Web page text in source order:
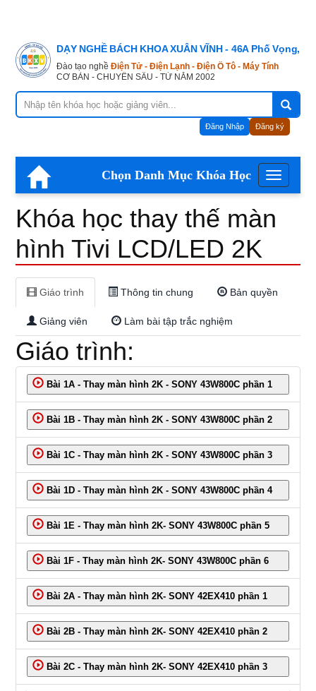
học
thay
thế
màn
hình
Tivi
LCD/LED
2K
DẠY NGHỀ BÁCH KHOA XUÂN VĨNH - 46A Phố Vọng,
Đào tạo nghề Điện Tử - Điện Lạnh - Điện Ô Tô - Máy Tính
CƠ BẢN - CHUYÊN SÂU - TỪ NĂM 2002
Đăng Nhập Đăng ký
Menu
Chọn Danh Mục Khóa Học
Khóa học thay thế màn
hình Tivi LCD/LED 2K
Giáo trình Thông tin chung Bản quyền
Giảng viên Làm bài tập trắc nghiệm
Giáo trình:
Bài 1A - Thay màn hình 2K - SONY 43W800C phần 1
Bài 1B - Thay màn hình 2K - SONY 43W800C phần 2
Bài 1C - Thay màn hình 2K - SONY 43W800C phần 3
Bài 1D - Thay màn hình 2K - SONY 43W800C phần 4
Bài 1E - Thay màn hình 2K- SONY 43W800C phần 5
Bài 1F - Thay màn hình 2K- SONY 43W800C phần 6
Bài 2A - Thay màn hình 2K- SONY 42EX410 phần 1
Bài 2B - Thay màn hình 2K- SONY 42EX410 phần 2
Bài 2C - Thay màn hình 2K- SONY 42EX410 phần 3